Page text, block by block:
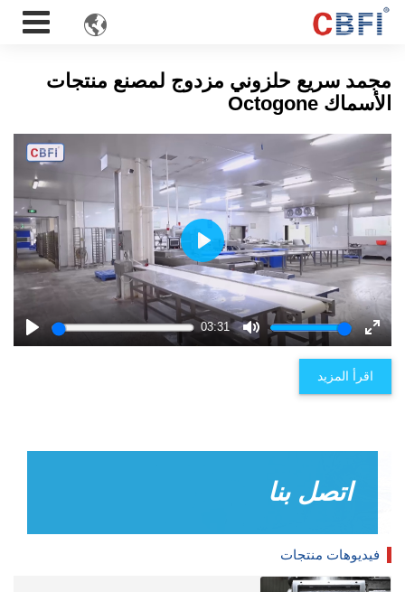

مجمد سريع حلزوني مزدوج لمصنع منتجات
الأسماك Octogone
Play
03:31
Mute
Enter
Play
اقرأ المزيد
اتصل بنا
فيديوهات منتجات